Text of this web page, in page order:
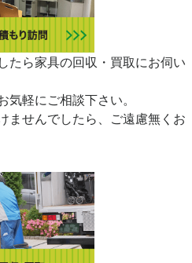
たら家具の回収・買取にお伺い
軽にご相談下さい。
ませんでしたら、ご遠慮無くお